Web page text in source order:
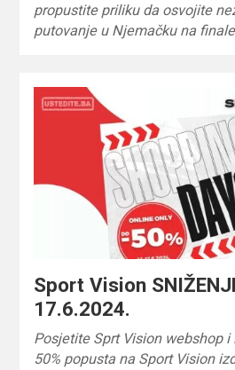
propustite priliku da osvojite
putovanje u Njemačku na
Sport Vision
17.6.2024.
Posjetite Sprt Vision webshop
50% popusta na Sport Vision